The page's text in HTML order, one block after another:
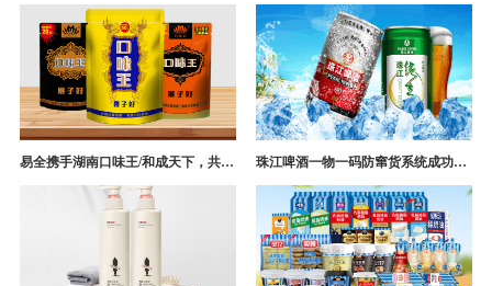
易全携手湖南口味王/和成天下，共构槟榔一袋一码防伪防窜货营销系统 珠江啤酒一物一码防窜货系统成功案例